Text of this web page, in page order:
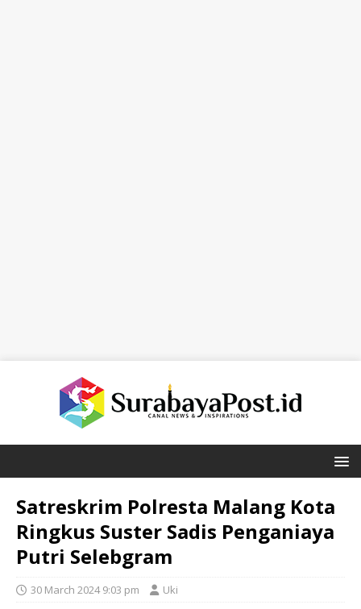
Satreskrim Polresta Malang Kota
Ringkus Suster Sadis Penganiaya
Putri Selebgram
30 March 2024 9:03 pm Uki